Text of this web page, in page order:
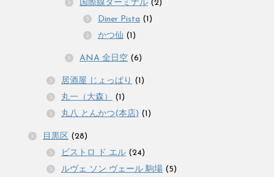
国際線ターミナル (2)
Diner Pista (1)
かつ仙 (1)
ANA 全日空 (6)
居酒屋 じょっぱり (1)
丸一（大森）
(1)
丸八 とんかつ(本店) (1)
目黒区 (28)
ビストロ ド エル (24)
ルヴェ ソン ヴェール 駒場 (5)